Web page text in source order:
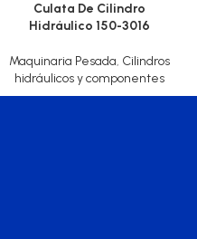
Culata De Cilindro
Hidráulico 150-3016
Maquinaria Pesada, Cilindros
hidráulicos y componentes